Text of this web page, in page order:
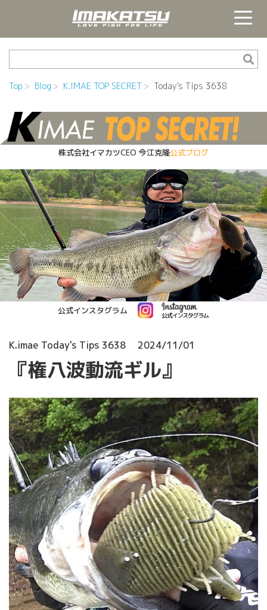
Top Blog K.IMAE TOP SECRET Today's Tips 3638
株式会社イマカツCEO 今江克隆公式ブログ
公式インスタグラム
K.imae Today's Tips 3638 2024/11/01
『権八波動流ギル』